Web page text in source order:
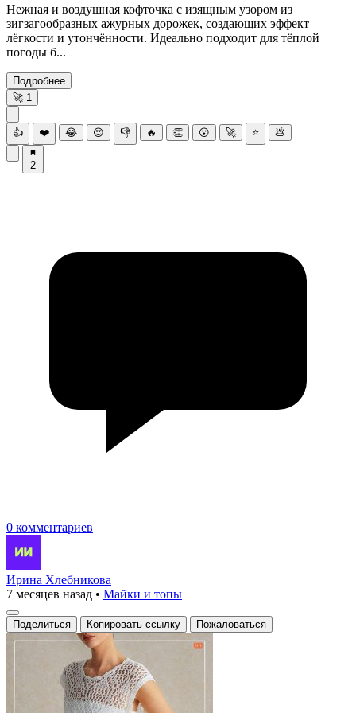
Нежная и воздушная кофточка с изящным узором из
зигзагообразных ажурных дорожек, создающих эффект
лёгкости и утончённости. Идеально подходит для тёплой
погоды б...
Подробнее
🚀 1
👍 ❤️ 😂 😍 👎 🔥 👏 😮 🚀 ⭐ 💩
2
0 комментариев
Ирина Хлебникова
7 месяцев назад • Майки и топы
Поделиться Копировать ссылку Пожаловаться